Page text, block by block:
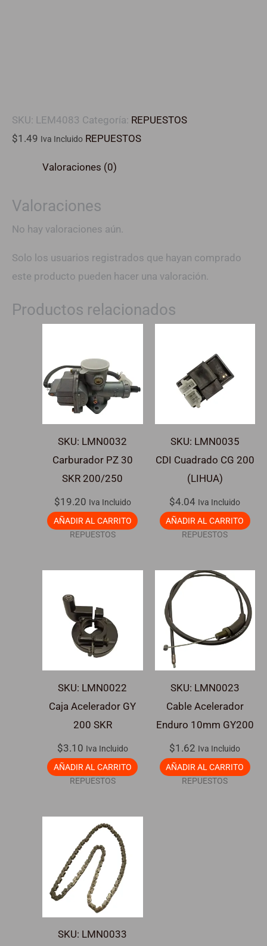
SKU: LEM4083 Categoría: REPUESTOS
$1.49 Iva Incluido REPUESTOS
Valoraciones (0)
Valoraciones
No hay valoraciones aún.
Solo los usuarios registrados que hayan comprado
este producto pueden hacer una valoración.
Productos relacionados
SKU: LMN0032
Carburador PZ 30
SKR 200/250
$19.20 Iva Incluido
AÑADIR AL CARRITO
REPUESTOS
SKU: LMN0035
CDI Cuadrado CG 200
(LIHUA)
$4.04 Iva Incluido
AÑADIR AL CARRITO
REPUESTOS
SKU: LMN0022
Caja Acelerador GY
200 SKR
$3.10 Iva Incluido
AÑADIR AL CARRITO
REPUESTOS
SKU: LMN0023
Cable Acelerador
Enduro 10mm GY200
$1.62 Iva Incluido
AÑADIR AL CARRITO
REPUESTOS
SKU: LMN0033